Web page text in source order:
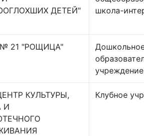
ДЕТЕЙ"
школа-
21 "РОЩИЦА"
учреждение
КУЛЬТУРЫ,
И
Клубное